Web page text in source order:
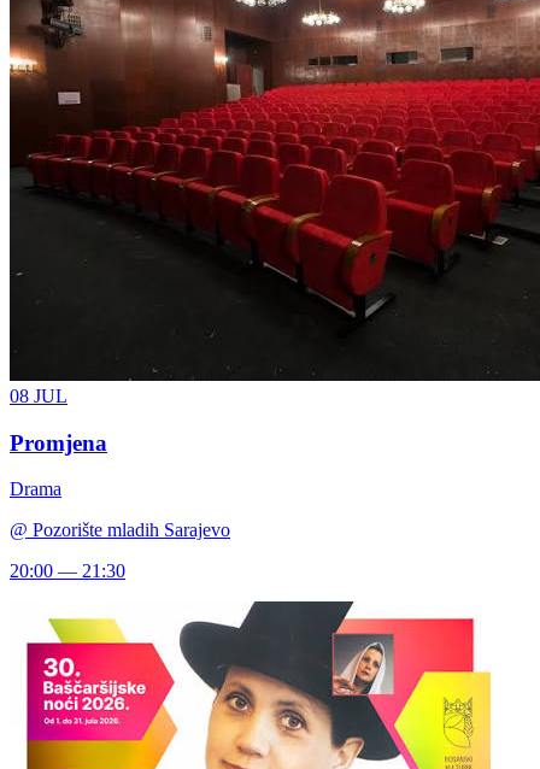
08 JUL
Promjena
Drama
@ Pozorište mladih Sarajevo
20:00 — 21:30